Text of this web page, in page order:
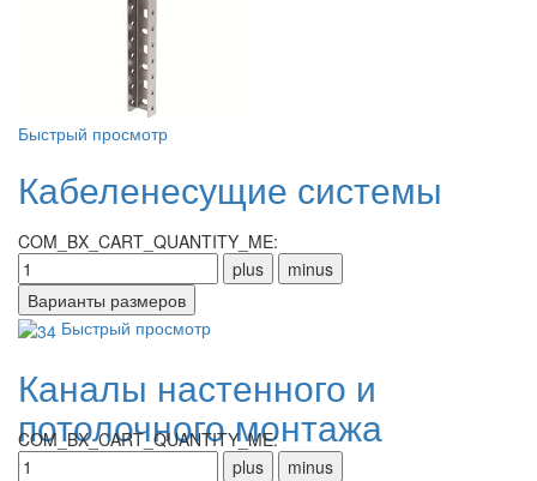
Быстрый просмотр
Кабеленесущие системы
COM_BX_CART_QUANTITY_ME:
Быстрый просмотр
Каналы настенного и
потолочного монтажа
COM_BX_CART_QUANTITY_ME: